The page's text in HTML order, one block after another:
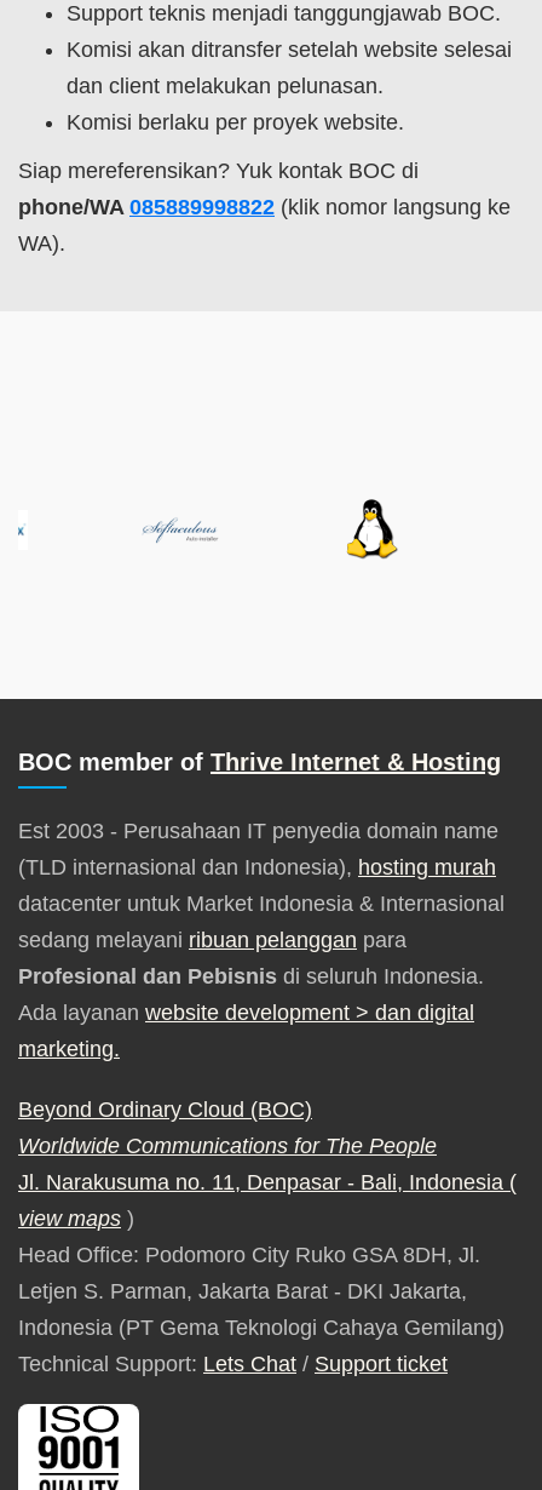
Support teknis menjadi tanggungjawab BOC.
Komisi akan ditransfer setelah website selesai
dan client melakukan pelunasan.
Komisi berlaku per proyek website.
Siap mereferensikan? Yuk kontak BOC di
phone/WA 085889998822 (klik nomor langsung ke
WA).
BOC member of Thrive Internet & Hosting
Est 2003 - Perusahaan IT penyedia domain name
(TLD internasional dan Indonesia), hosting murah
datacenter untuk Market Indonesia & Internasional
sedang melayani ribuan pelanggan para
Profesional dan Pebisnis di seluruh Indonesia.
Ada layanan website development > dan digital
marketing.
Beyond Ordinary Cloud (BOC)
Worldwide Communications for The People
Jl. Narakusuma no. 11, Denpasar - Bali, Indonesia (
view maps )
Head Office: Podomoro City Ruko GSA 8DH, Jl.
Letjen S. Parman, Jakarta Barat - DKI Jakarta,
Indonesia (PT Gema Teknologi Cahaya Gemilang)
Technical Support: Lets Chat / Support ticket